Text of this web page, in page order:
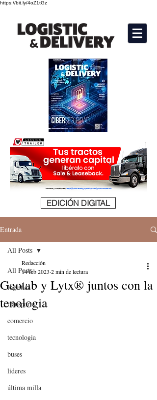
https://bit.ly/4oZ1tGz
EDICIÓN DIGITAL
Entrada
All Posts
logistica
transporte
comercio
tecnologia
buses
lideres
última milla
All Posts
Geotab y Lytx® juntos con la
tenologia
Redacción
14 feb 2023 2 min de lectura